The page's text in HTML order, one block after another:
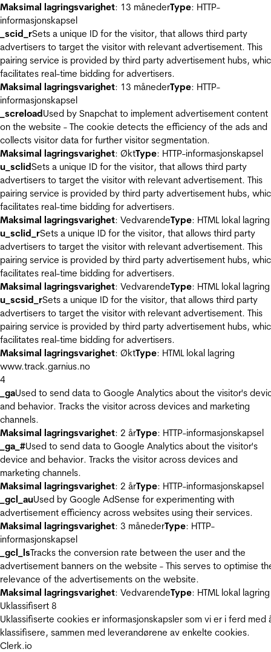
Maksimal lagringsvarighet: 13 månederType: HTTP-
informasjonskapsel
_scid_rSets a unique ID for the visitor, that allows third party
advertisers to target the visitor with relevant advertisement. This
pairing service is provided by third party advertisement hubs,
facilitates real-time bidding for advertisers.
Maksimal lagringsvarighet: 13 månederType: HTTP-
informasjonskapsel
_screloadUsed by Snapchat to implement advertisement content
on the website - The cookie detects the efficiency of the ads and
collects visitor data for further visitor segmentation.
Maksimal lagringsvarighet: ØktType: HTTP-informasjonskapsel
u_sclidSets a unique ID for the visitor, that allows third party
advertisers to target the visitor with relevant advertisement. This
pairing service is provided by third party advertisement hubs,
facilitates real-time bidding for advertisers.
Maksimal lagringsvarighet: VedvarendeType: HTML lokal lagring
u_sclid_rSets a unique ID for the visitor, that allows third party
advertisers to target the visitor with relevant advertisement. This
pairing service is provided by third party advertisement hubs,
facilitates real-time bidding for advertisers.
Maksimal lagringsvarighet: VedvarendeType: HTML lokal lagring
u_scsid_rSets a unique ID for the visitor, that allows third party
advertisers to target the visitor with relevant advertisement. This
pairing service is provided by third party advertisement hubs,
facilitates real-time bidding for advertisers.
Maksimal lagringsvarighet: ØktType: HTML lokal lagring
www.track.garnius.no
4
_gaUsed to send data to Google Analytics about the visitor's
and behavior. Tracks the visitor across devices and marketing
channels.
Maksimal lagringsvarighet: 2 årType: HTTP-informasjonskapsel
_ga_#Used to send data to Google Analytics about the visitor's
device and behavior. Tracks the visitor across devices and
marketing channels.
Maksimal lagringsvarighet: 2 årType: HTTP-informasjonskapsel
_gcl_auUsed by Google AdSense for experimenting with
advertisement efficiency across websites using their services.
Maksimal lagringsvarighet: 3 månederType: HTTP-
informasjonskapsel
_gcl_lsTracks the conversion rate between the user and the
advertisement banners on the website - This serves to optimise
relevance of the advertisements on the website.
Maksimal lagringsvarighet: VedvarendeType: HTML lokal lagring
Uklassifisert 8
Uklassifiserte cookies er informasjonskapsler som vi er i ferd med
klassifisere, sammen med leverandørene av enkelte cookies.
Clerk.io